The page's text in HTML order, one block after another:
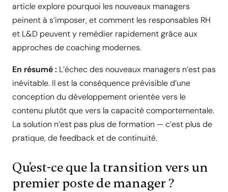
article explore pourquoi les nouveaux managers
peinent à s’imposer, et comment les responsables RH
et L&D peuvent y remédier rapidement grâce aux
approches de coaching modernes.
En résumé : L’échec des nouveaux managers n’est pas
inévitable. Il est la conséquence prévisible d’une
conception du développement orientée vers le
contenu plutôt que vers la capacité comportementale.
La solution n’est pas plus de formation — c’est plus de
pratique, de feedback et de continuité.
Qu’est-ce que la transition vers un
premier poste de manager ?